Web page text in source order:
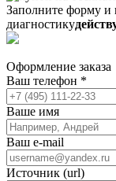
Заполните форму и
диагностику
Оформление заказа
Ваш телефон *
Ваше имя
Ваш e-mail
Источник (url)